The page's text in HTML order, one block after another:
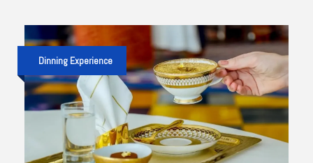
Dinning Experience